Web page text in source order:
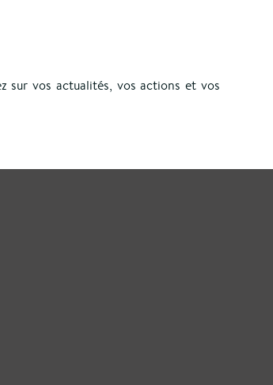
sur vos actualités, vos actions et vos